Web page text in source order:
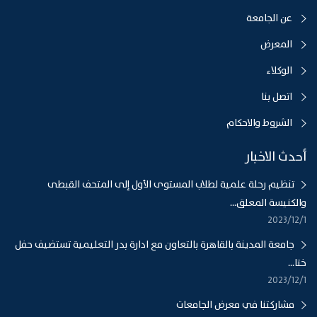
عن الجامعة
المعرض
الوكلاء
اتصل بنا
الشروط والاحكام
أحدث الاخبار
تنظيم رحلة علمية لطلاب المستوى الأول إلى المتحف القبطى
والكنيسة المعلق...
1‏‏/12‏‏/2023
جامعة المدينة بالقاهرة بالتعاون مع ادارة بدر التعليمية تستضيف حفل
ختا...
1‏‏/12‏‏/2023
مشاركتنا في معرض الجامعات